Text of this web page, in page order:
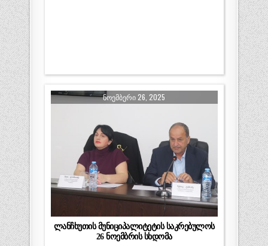
ᲜᲝᲔᲛᲑᲔᲠᲘ 26, 2025
ლანჩხუთის მუნიციპალიტეტის საკრებულოს
26 ნოემბრის სხდომა